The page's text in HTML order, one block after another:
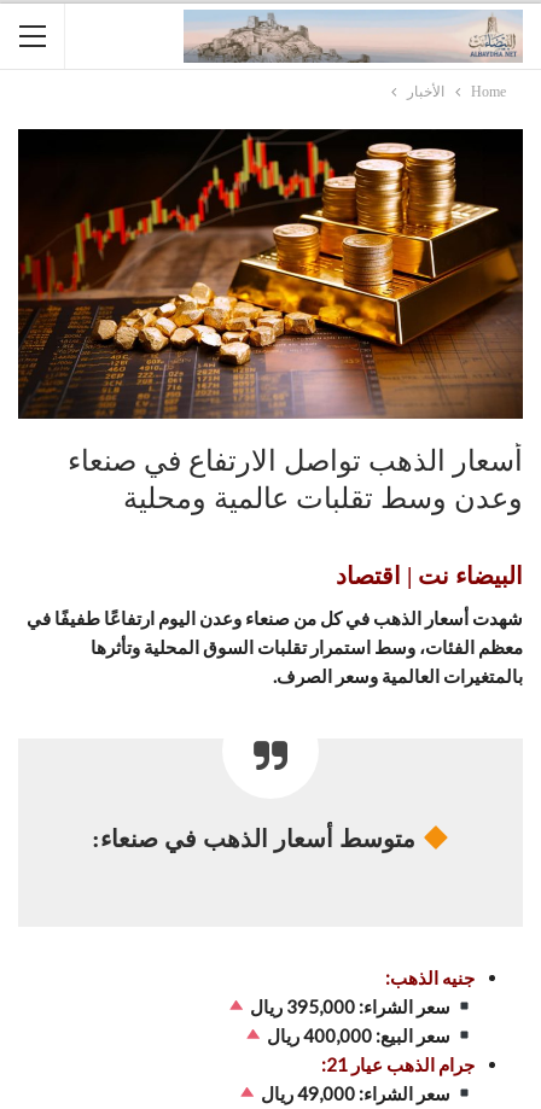
Home الأخبار
أسعار الذهب تواصل الارتفاع في صنعاء
وعدن وسط تقلبات عالمية ومحلية
البيضاء نت | اقتصاد
شهدت أسعار الذهب في كل من صنعاء وعدن اليوم ارتفاعًا طفيفًا في
معظم الفئات، وسط استمرار تقلبات السوق المحلية وتأثرها
بالمتغيرات العالمية وسعر الصرف.
متوسط أسعار الذهب في صنعاء:
جنيه الذهب:
سعر الشراء: 395,000 ريال
سعر البيع: 400,000 ريال
جرام الذهب عيار 21:
سعر الشراء: 49,000 ريال